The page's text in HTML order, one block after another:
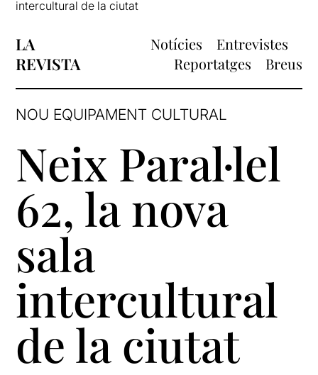
intercultural de la ciutat
LA
REVISTA
Notícies
Entrevistes
Reportatges
Breus
NOU EQUIPAMENT CULTURAL
Neix Paral·lel
62, la nova
sala
intercultural
de la ciutat